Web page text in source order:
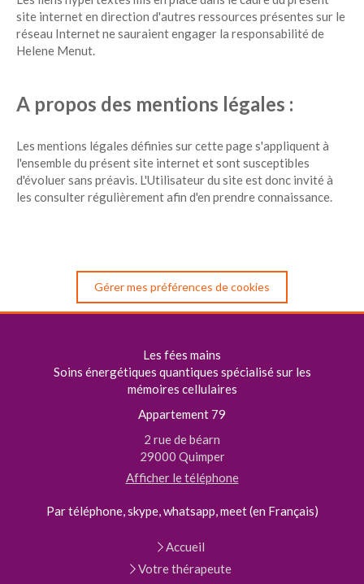
site internet en direction d'autres ressources présentes sur le
réseau Internet ne sauraient engager la responsabilité de
Helene Menut.
A propos des mentions légales :
Les mentions légales définies sur cette page s'appliquent à
l'ensemble du présent site internet et sont susceptibles
d'évoluer sans préavis. L'Utilisateur du site est donc invité à
les consulter régulièrement afin d'en prendre connaissance.
Gérer mes préférences de cookies
Les fées mains
Soins énergétiques quantiques spécialisé sur les
mémoires cellulaires
Appartement 79
2 rue de béarn
29000 Quimper
Afficher le téléphone
Par téléphone, skype, whatsapp, meet (en Français)
Accueil
Votre thérapeute